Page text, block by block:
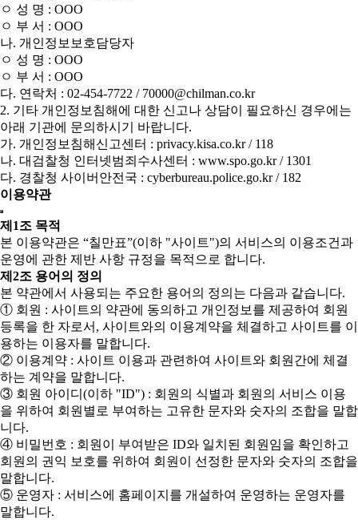
ㅇ 성 명 : OOO
ㅇ 부 서 : OOO
나. 개인정보보호담당자
ㅇ 성 명 : OOO
ㅇ 부 서 : OOO
다. 연락처 : 02-454-7722 / 70000@chilman.co.kr
2. 기타 개인정보침해에 대한 신고나 상담이 필요하신 경우에는
아래 기관에 문의하시기 바랍니다.
가. 개인정보침해신고센터 : privacy.kisa.co.kr / 118
나. 대검찰청 인터넷범죄수사센터 : www.spo.go.kr / 1301
다. 경찰청 사이버안전국 : cyberbureau.police.go.kr / 182
이용약관
제1조 목적
본 이용약관은 “칠만표”(이하 "사이트")의 서비스의 이용조건과
운영에 관한 제반 사항 규정을 목적으로 합니다.
제2조 용어의 정의
본 약관에서 사용되는 주요한 용어의 정의는 다음과 같습니다.
① 회원 : 사이트의 약관에 동의하고 개인정보를 제공하여 회원
등록을 한 자로서, 사이트와의 이용계약을 체결하고 사이트를 이
용하는 이용자를 말합니다.
② 이용계약 : 사이트 이용과 관련하여 사이트와 회원간에 체결
하는 계약을 말합니다.
③ 회원 아이디(이하 "ID") : 회원의 식별과 회원의 서비스 이용
을 위하여 회원별로 부여하는 고유한 문자와 숫자의 조합을 말합
니다.
④ 비밀번호 : 회원이 부여받은 ID와 일치된 회원임을 확인하고
회원의 권익 보호를 위하여 회원이 선정한 문자와 숫자의 조합을
말합니다.
⑤ 운영자 : 서비스에 홈페이지를 개설하여 운영하는 운영자를
말합니다.